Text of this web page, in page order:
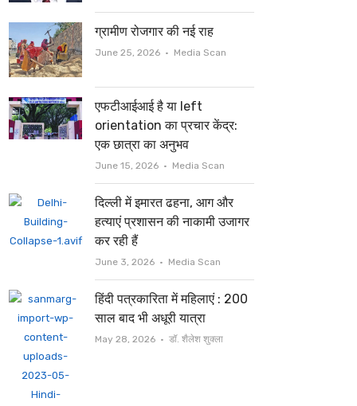
ग्रामीण रोजगार की नई राह
June 25, 2026 Author
Media Scan
एफटीआईआई है या left
orientation का प्रचार केंद्र:
एक छात्रा का अनुभव
June 15, 2026 Author
Media Scan
दिल्ली में इमारत ढहना, आग और
हत्याएं प्रशासन की नाकामी उजागर
कर रही हैं
June 3, 2026 Author
Media Scan
हिंदी पत्रकारिता में महिलाएं : 200
साल बाद भी अधूरी यात्रा
May 28, 2026 Author
डॉ. शैलेश शुक्ला